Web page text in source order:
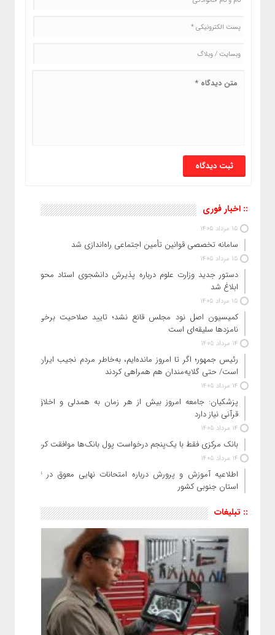
:: اخبار فوری
15 مرداد 1405
سامانه تخصصی قوانین تأمین اجتماعی راه‌اندازی شد
15 مرداد 1405
دستور جدید وزارت علوم درباره پذیرش دانشجوی استاد محور
ابلاغ شد
15 مرداد 1405
کمیسیون اصل نود مجلس قانع نشد؛ تایید صلاحیت برخی
نامزدها سلیقه‌ای است
14 مرداد 1405
رئیس‌ جمهور؛ اگر تا امروز مانده‌ایم، به‌خاطر مردم نجیب ایران
است/ حتی گلایه‌مندان هم همراهی کردند
14 مرداد 1405
پزشکیان: جامعه امروز بیش از هر زمان به همدلی و اخلاق
قرآنی نیاز دارد
14 مرداد 1405
بانک مرکزی فقط با یک‌‎پنجم درخواست پول بانک‌ها موافقت کرد
14 مرداد 1405
اطلاعیه آموزش و پرورش درباره امتحانات نهایی معوق در ۴
استان جنوبی کشور
:: تبلیغات